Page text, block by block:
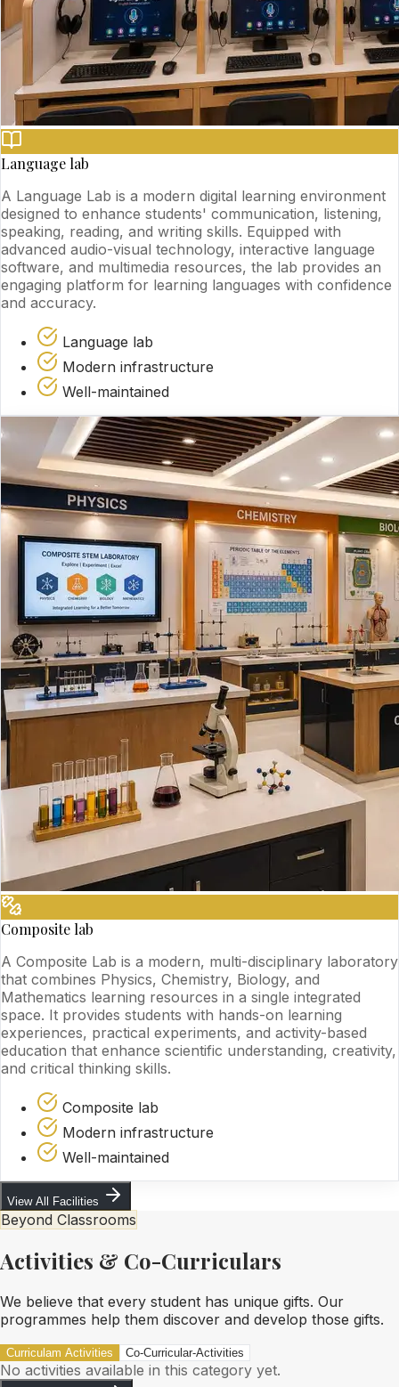
Language lab
A Language Lab is a modern digital learning environment
designed to enhance students' communication, listening,
speaking, reading, and writing skills. Equipped with
advanced audio-visual technology, interactive language
software, and multimedia resources, the lab provides an
engaging platform for learning languages with confidence
and accuracy.
Language lab
Modern infrastructure
Well-maintained
Composite lab
A Composite Lab is a modern, multi-disciplinary laboratory
that combines Physics, Chemistry, Biology, and
Mathematics learning resources in a single integrated
space. It provides students with hands-on learning
experiences, practical experiments, and activity-based
education that enhance scientific understanding, creativity,
and critical thinking skills.
Composite lab
Modern infrastructure
Well-maintained
View All Facilities
Beyond Classrooms
Activities & Co-Curriculars
We believe that every student has unique gifts. Our
programmes help them discover and develop those gifts.
Curriculam Activities Co-Curricular-Activities
No activities available in this category yet.